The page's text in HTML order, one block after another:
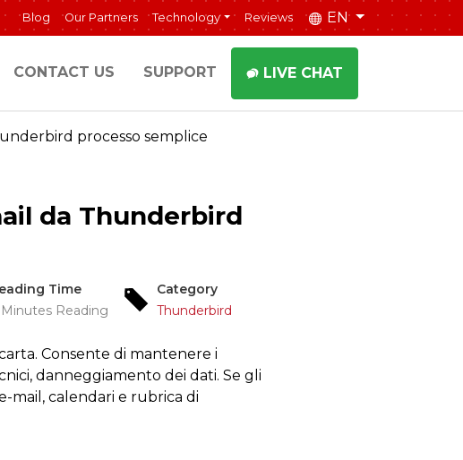
Blog Our Partners Technology Reviews EN
CONTACT US SUPPORT LIVE CHAT
processo semplice
da Thunderbird
Time
Reading
Category
Thunderbird
Consente di mantenere i
danneggiamento dei dati. Se gli
mail, calendari e rubrica di